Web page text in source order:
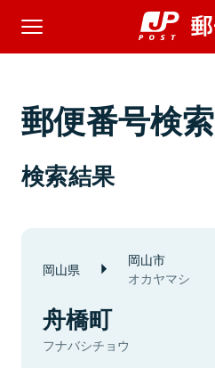
郵便番号検索
検索結果
岡山県 岡山市
オカヤマシ
舟橋町
フナバシチョウ